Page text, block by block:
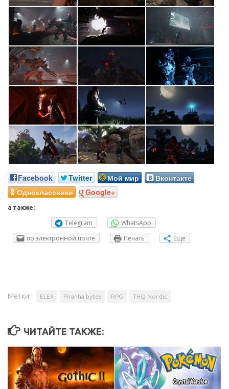
Facebook Twitter Мой мир
Вконтакте
Одноклассники
Google+
а также:
Telegram
WhatsApp
по электронной почте
Печать Ещё
Метки: ELEX Piranha bytes RPG THQ Nordic
ЧИТАЙТЕ ТАКЖЕ: